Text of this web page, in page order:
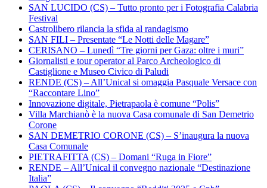
SAN LUCIDO (CS) – Tutto pronto per i Fotografia Calabria
Festival
Castrolibero rilancia la sfida al randagismo
SAN FILI – Presentate “Le Notti delle Magare”
CERISANO – Lunedì “Tre giorni per Gaza: oltre i muri”
Giornalisti e tour operator al Parco Archeologico di
Castiglione e Museo Civico di Paludi
RENDE (CS) – All’Unical si omaggia Pasquale Versace con
“Raccontare Lino”
Innovazione digitale, Pietrapaola è comune “Polis”
Villa Marchianò è la nuova Casa comunale di San Demetrio
Corone
SAN DEMETRIO CORONE (CS) – S’inaugura la nuova
Casa Comunale
PIETRAFITTA (CS) – Domani “Ruga in Fiore”
RENDE – All’Unical il convegno nazionale “Destinazione
Italia”